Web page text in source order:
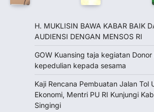
H. MUKLISIN BAWA KABAR BAIK
‎AUDIENSI DENGAN MENSOS RI
GOW Kuansing taja kegiatan
kepedulian kepada sesama
Kaji Rencana Pembuatan Jalan Tol
Ekonomi, Mentri PU RI Kunjungi
Singingi